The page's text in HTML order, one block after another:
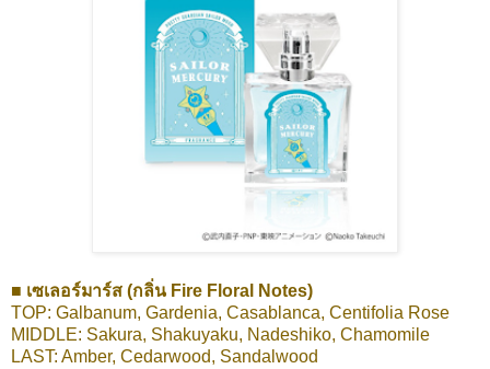
■ เซเลอร์มาร์ส (กลิ่น Fire Floral Notes)
TOP: Galbanum, Gardenia, Casablanca, Centifolia Rose
MIDDLE: Sakura, Shakuyaku, Nadeshiko, Chamomile
LAST: Amber, Cedarwood, Sandalwood